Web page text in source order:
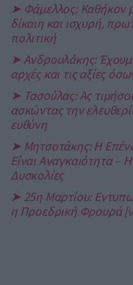
➤ Φάμελλος: Καθήκον
δίκαιη και ισχυρή,
πολιτική
➤ Ανδρουλάκης:
αρχές και τις αξίες
➤ Τασούλας: Ας
ασκώντας την
ευθύνη
➤ Μητσοτάκης: Η
Είναι Αναγκαιότητα
Δυσκολίες
➤ 25η Μαρτίου:
η Προεδρική Φρουρά